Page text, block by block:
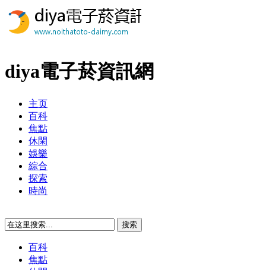
diya電子菸資訊網
主页
百科
焦點
休閑
娛樂
綜合
探索
時尚
百科
焦點